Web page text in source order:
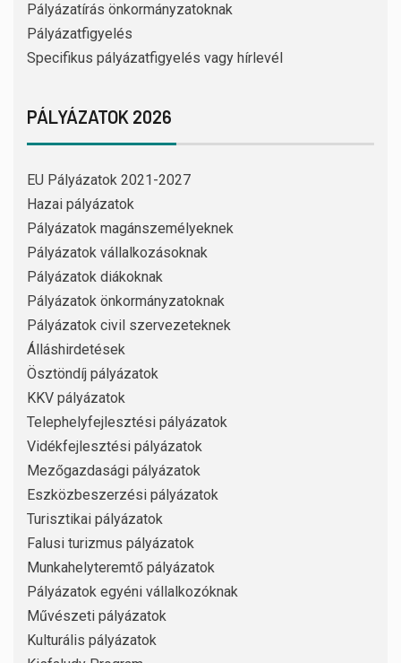
Pályázatírás önkormányzatoknak
Pályázatfigyelés
Specifikus pályázatfigyelés vagy hírlevél
PÁLYÁZATOK 2026
EU Pályázatok 2021-2027
Hazai pályázatok
Pályázatok magánszemélyeknek
Pályázatok vállalkozásoknak
Pályázatok diákoknak
Pályázatok önkormányzatoknak
Pályázatok civil szervezeteknek
Álláshirdetések
Ösztöndíj pályázatok
KKV pályázatok
Telephelyfejlesztési pályázatok
Vidékfejlesztési pályázatok
Mezőgazdasági pályázatok
Eszközbeszerzési pályázatok
Turisztikai pályázatok
Falusi turizmus pályázatok
Munkahelyteremtő pályázatok
Pályázatok egyéni vállalkozóknak
Művészeti pályázatok
Kulturális pályázatok